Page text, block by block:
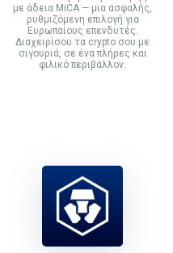
με άδεια MiCA — μια ασφαλής,
ρυθμιζόμενη επιλογή για
Ευρωπαίους επενδυτές.
Διαχειρίσου τα crypto σου με
σιγουριά, σε ένα πλήρες και
φιλικό περιβάλλον.